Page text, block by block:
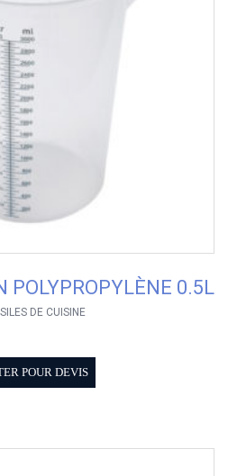
POLYPROPYLÈNE 0.5L
DE CUISINE
POUR DEVIS